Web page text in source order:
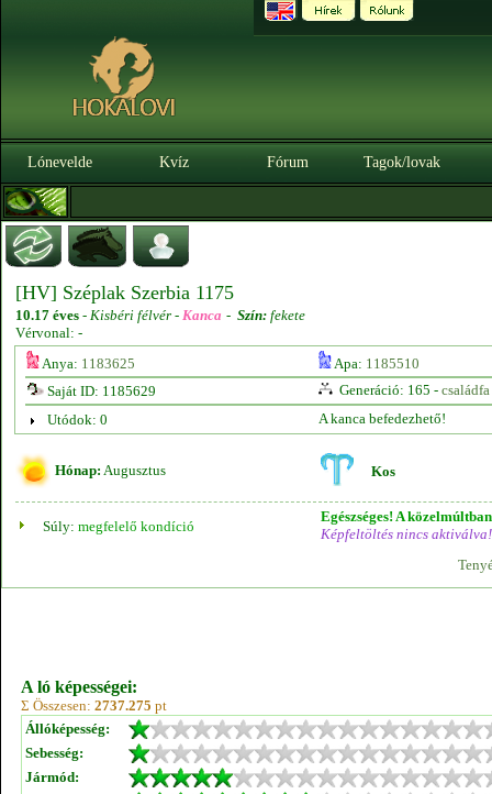
Lónevelde Kvíz Fórum Tagok/lovak
[HV] Széplak Szerbia 1175
10.17 éves - Kisbéri félvér - Kanca - Szín: fekete
Vérvonal: -
Anya: 1183625 Apa: 1185510
Saját ID: 1185629
Generáció: 165 - családfa
Utódok: 0
A kanca befedezhető!
Hónap: Augusztus Kos
Súly: megfelelő kondíció
Egészséges! A
Képfeltöltés nincs aktiválva!
A ló képességei:
Σ Összesen: 2737.275 pt
Állóképesség:
Sebesség:
Jármód: